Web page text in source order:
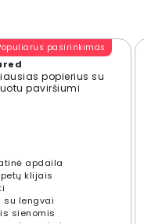
pasirinkimas
popierius su
paviršiumi
apdaila
klijais
su lengvai
sienomis